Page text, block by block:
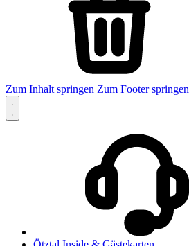
Zum Inhalt springen Zum Footer springen